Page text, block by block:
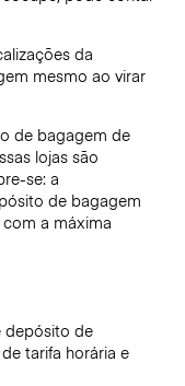
da
mesmo ao virar
de bagagem de
lojas são
se: a
de bagagem
a máxima
depósito de
tarifa horária e